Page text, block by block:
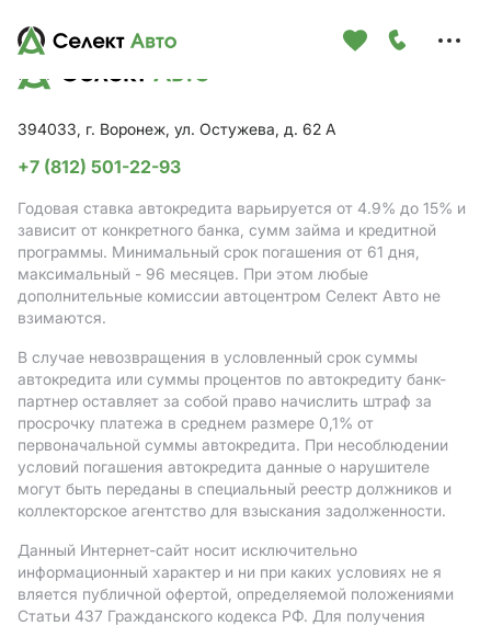
394033, г. Воронеж, ул. Остужева, д. 62 А
+7 (812) 501-22-93
Годовая ставка автокредита варьируется от 4.9% до 15% и
зависит от конкретного банка, сумм займа и кредитной
программы. Минимальный срок погашения от 61 дня,
максимальный - 96 месяцев. При этом любые
дополнительные комиссии автоцентром Селект Авто не
взимаются.
В случае невозвращения в условленный срок суммы
автокредита или суммы процентов по автокредиту банк-
партнер оставляет за собой право начислить штраф за
просрочку платежа в среднем размере 0,1% от
первоначальной суммы автокредита. При несоблюдении
условий погашения автокредита данные о нарушителе
могут быть переданы в специальный реестр должников и
коллекторское агентство для взыскания задолженности.
Данный Интернет-сайт носит исключительно
информационный характер и ни при каких условиях не я
вляется публичной офертой, определяемой положениями
Статьи 437 Гражданского кодекса РФ. Для получения